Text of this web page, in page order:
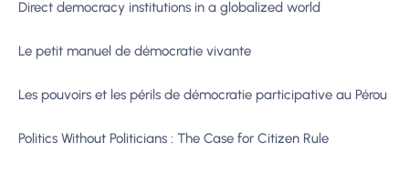
Direct democracy institutions in a globalized world
Le petit manuel de démocratie vivante
Les pouvoirs et les périls de démocratie participative au Pérou
Politics Without Politicians : The Case for Citizen Rule